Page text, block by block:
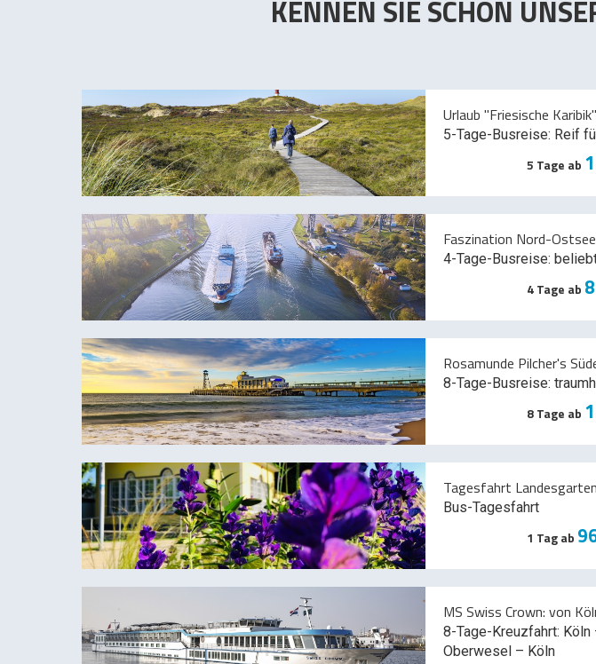
KENNEN SIE SCHON
Urlaub "Friesische
5-Tage-Busreise: Reif
5 Tage ab
Faszination Nord-
4-Tage-Busreise:
4 Tage ab
Rosamunde Pilcher's
8-Tage-Busreise:
8 Tage ab
Tagesfahrt
Bus-Tagesfahrt
1 Tag ab
MS Swiss Crown: von
8-Tage-Kreuzfahrt:
Oberwesel – Köln